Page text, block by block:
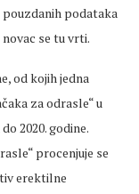
podataka
se tu vrti.
od kojih jedna
za odrasle“ u
2020. godine.
procenjuje se
erektilne